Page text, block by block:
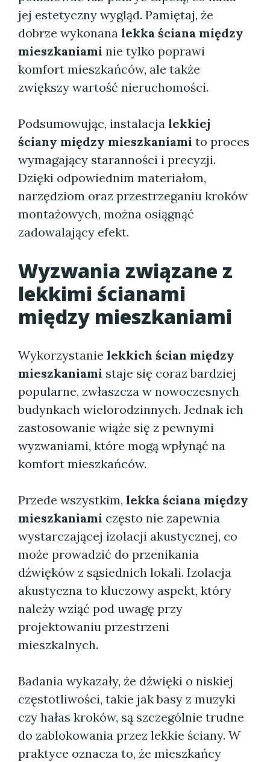
jej estetyczny wygląd. Pamiętaj, że
dobrze wykonana lekka ściana między
mieszkaniami nie tylko poprawi
komfort mieszkańców, ale także
zwiększy wartość nieruchomości.
Podsumowując, instalacja lekkiej
ściany między mieszkaniami to proces
wymagający staranności i precyzji.
Dzięki odpowiednim materiałom,
narzędziom oraz przestrzeganiu kroków
montażowych, można osiągnąć
zadowalający efekt.
Wyzwania związane z
lekkimi ścianami
między mieszkaniami
Wykorzystanie lekkich ścian między
mieszkaniami staje się coraz bardziej
popularne, zwłaszcza w nowoczesnych
budynkach wielorodzinnych. Jednak ich
zastosowanie wiąże się z pewnymi
wyzwaniami, które mogą wpłynąć na
komfort mieszkańców.
Przede wszystkim, lekka ściana między
mieszkaniami często nie zapewnia
wystarczającej izolacji akustycznej, co
może prowadzić do przenikania
dźwięków z sąsiednich lokali. Izolacja
akustyczna to kluczowy aspekt, który
należy wziąć pod uwagę przy
projektowaniu przestrzeni
mieszkalnych.
Badania wykazały, że dźwięki o niskiej
częstotliwości, takie jak basy z muzyki
czy hałas kroków, są szczególnie trudne
do zablokowania przez lekkie ściany. W
praktyce oznacza to, że mieszkańcy